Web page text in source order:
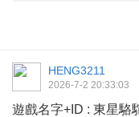
HENG3211
2026-7-2 20:33:03
遊戲名字+ID : 東星駱